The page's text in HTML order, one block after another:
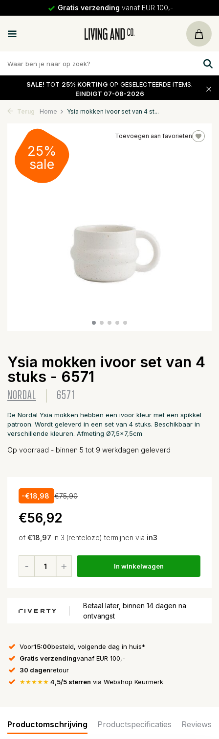
Gratis verzending vanaf EUR 100,-
SALE! TOT 25% KORTING OP GESELECTEERDE ITEMS.
EINDIGT 07-08-2026
Terug Home Ysia mokken ivoor set van 4 st...
Toevoegen aan favorieten
25%
sale
Ysia mokken ivoor set van 4
stuks - 6571
NORDAL 6571
De Nordal Ysia mokken hebben een ivoor kleur met een spikkel
patroon. Wordt geleverd in een set van 4 stuks. Beschikbaar in
verschillende kleuren. Afmeting Ø7,5x7,5cm
Op voorraad - binnen 5 tot 9 werkdagen geleverd
-€18,98 €75,90
€56,92
of €18,97 in 3 (renteloze) termijnen via in3
In winkelwagen
Betaal later, binnen 14 dagen na
ontvangst
Voor15:00besteld, volgende dag in huis*
Gratis verzendingvanaf EUR 100,-
30 dagenretour
★★★★★ 4,5/5 sterren via Webshop Keurmerk
Productomschrijving Productspecificaties Reviews